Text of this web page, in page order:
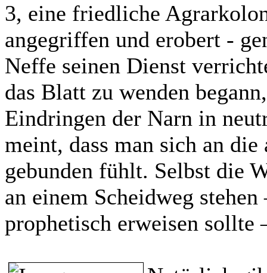
3, eine friedliche
angegriffen und erobert -
Neffe seinen Dienst
das Blatt zu wenden
Eindringen der Narn in
meint, dass man sich an
gebunden fühlt. Selbst die
an einem Scheidweg
prophetisch erweisen sollte